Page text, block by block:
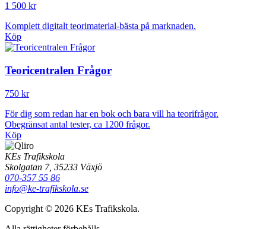
1 500 kr
Komplett digitalt teorimaterial-bästa på marknaden.
Köp
Teoricentralen Frågor
750 kr
För dig som redan har en bok och bara vill ha teorifrågor.
Obegränsat antal tester, ca 1200 frågor.
Köp
KEs Trafikskola
Skolgatan 7, 35233 Växjö
070-357 55 86
info@ke-trafikskola.se
Copyright © 2026 KEs Trafikskola.